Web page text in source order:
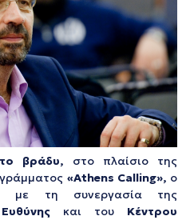
βράδυ, στο πλαίσιο της
«Athens Calling», ο
με τη συνεργασία της
και του Κέντρου